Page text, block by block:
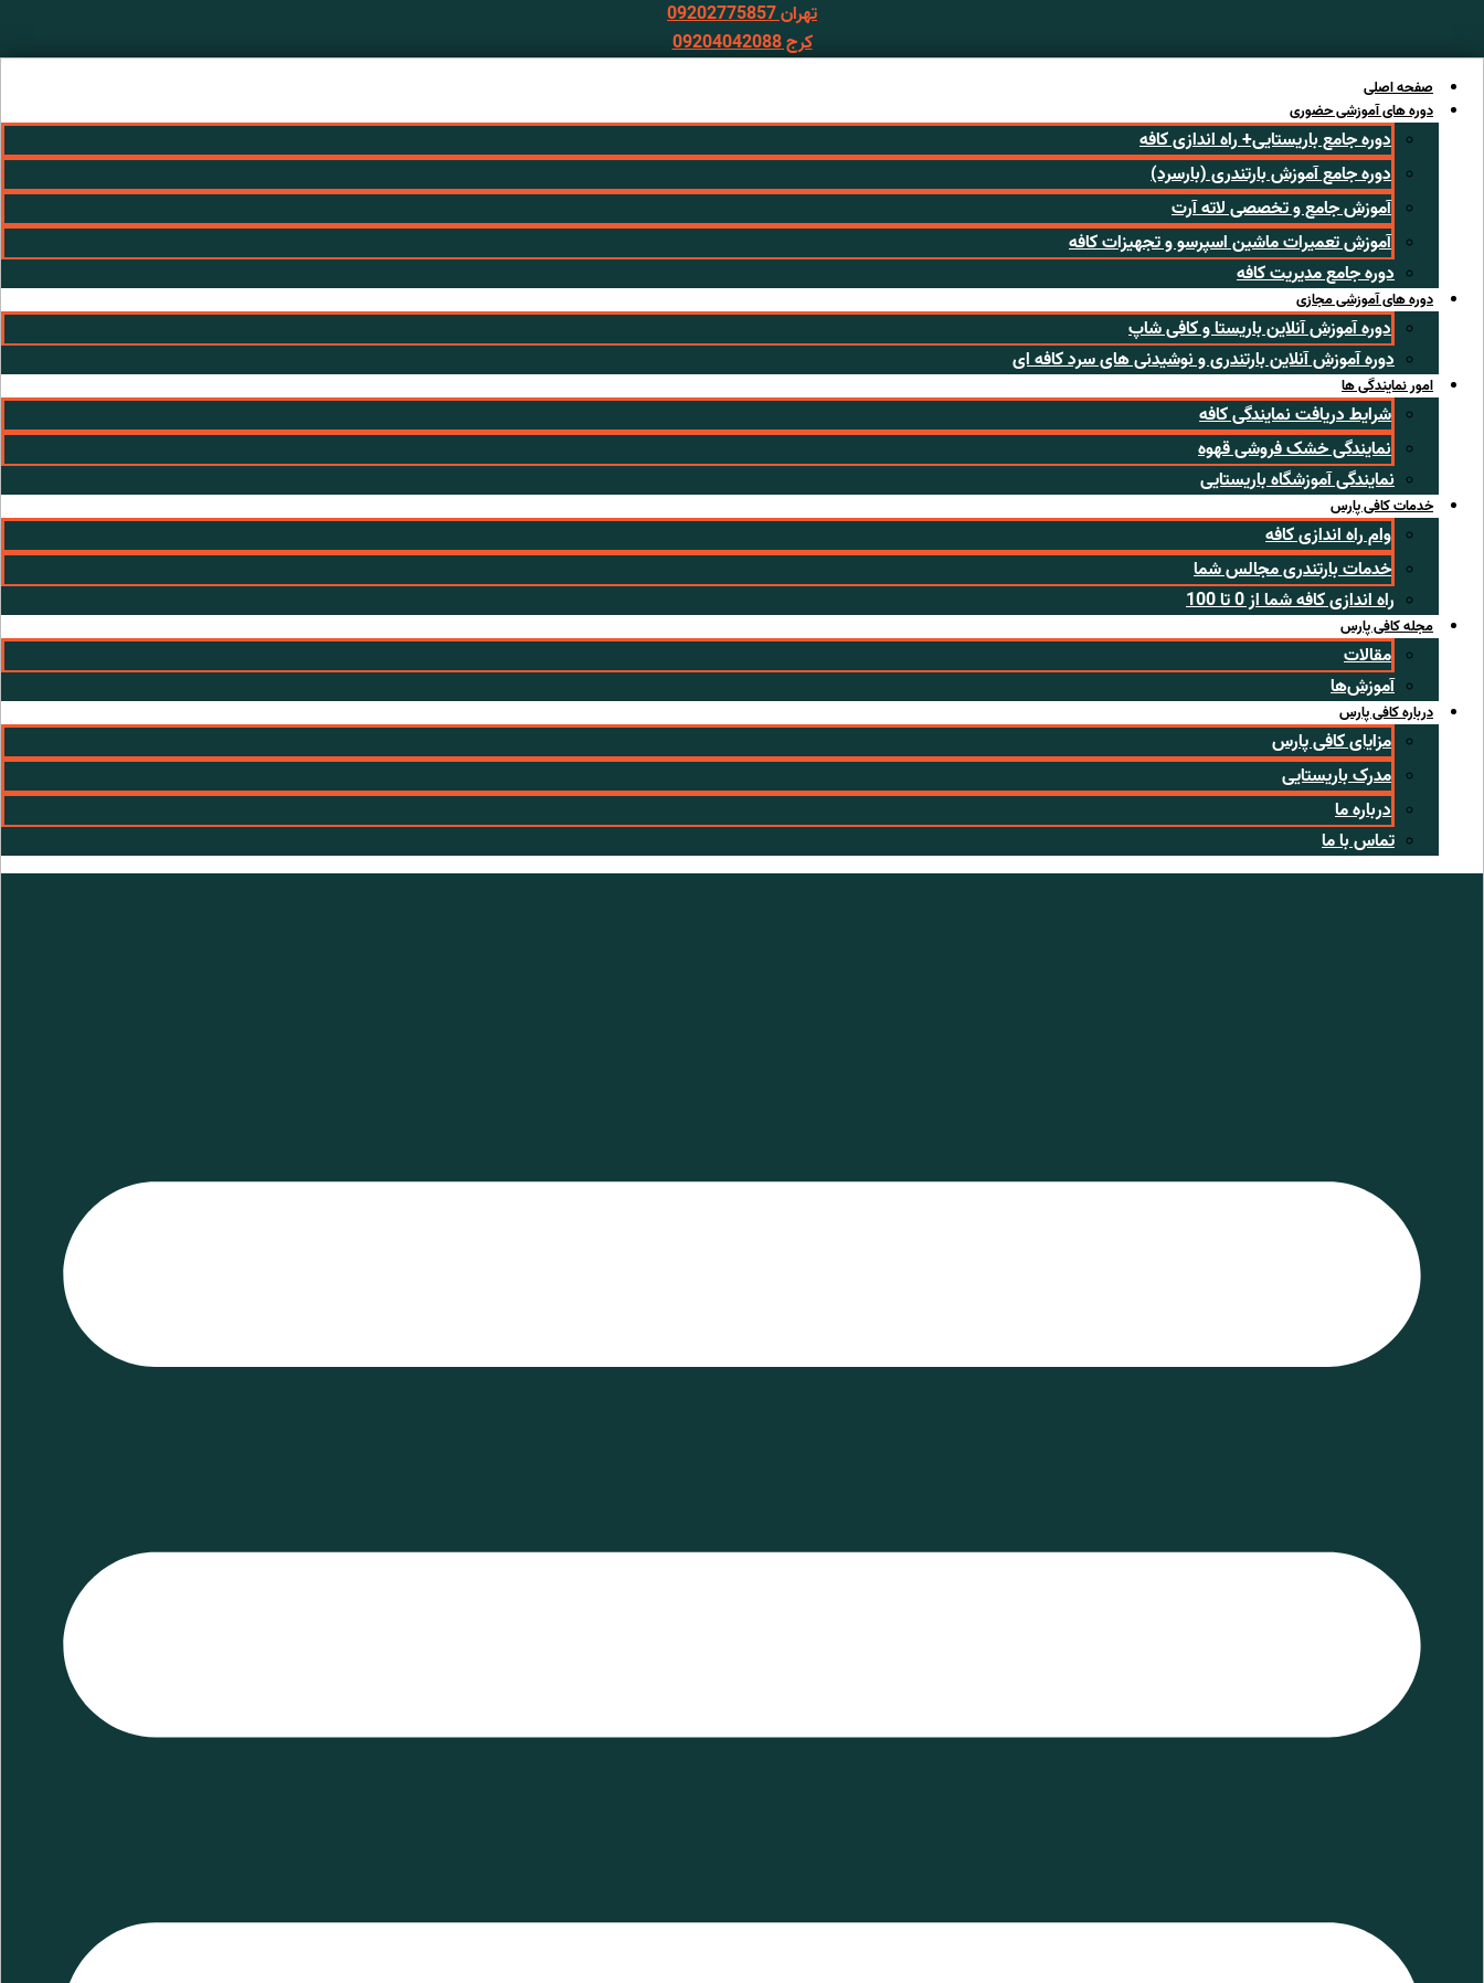
تهران 09202775857
کرج 09204042088
صفحه اصلی
دوره های آموزشی حضوری
دوره جامع باریستایی+ راه اندازی کافه
دوره جامع آموزش بارتندری (بارسرد)
آموزش جامع و تخصصی لاته آرت
آموزش تعمیرات ماشین اسپرسو و تجهیزات کافه
دوره جامع مدیریت کافه
دوره های آموزشی مجازی
دوره آموزش آنلاین باریستا و کافی شاپ
دوره آموزش آنلاین بارتندری و نوشیدنی های سرد کافه ای
امور نمایندگی ها
شرایط دریافت نمایندگی کافه
نمایندگی خشک فروشی قهوه
نمایندگی آموزشگاه باریستایی
خدمات کافی پارس
وام راه اندازی کافه
خدمات بارتندری مجالس شما
راه اندازی کافه شما از 0 تا 100
مجله کافی پارس
مقالات
آموزش‌ها
درباره کافی پارس
مزایای کافی پارس
مدرک باریستایی
درباره ما
تماس با ما